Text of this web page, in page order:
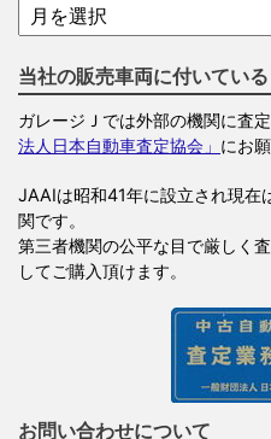
当社の販売車両に付いてい
ガレージＪでは外部の機関に査
法人日本自動車査定協会」 にお
JAAIは昭和41年に設立され現在
関です。
第三者機関の公平な目で厳しく
してご購入頂けます。
お問い合わせについて